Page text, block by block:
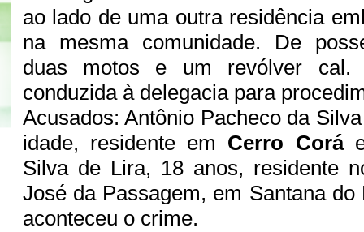
ao lado de uma outra residência
na mesma comunidade. De
duas motos e um revólver
conduzida à delegacia para
Acusados: Antônio Pacheco da
idade, residente em Cerro Coráe
Silva de Lira, 18 anos, residente
José da Passagem, em Santana do
aconteceu o crime.